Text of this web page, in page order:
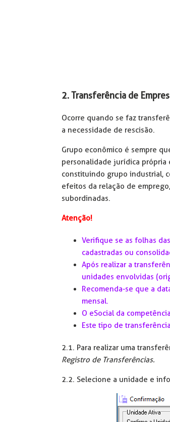
2. Transferência de
Ocorre quando se faz
a necessidade de rescisão.
Grupo econômico é sempre
personalidade jurídica própria
constituindo grupo industrial,
efeitos da relação de
subordinadas.
Atenção!
Verifique se as folhas
cadastradas ou
Após realizar a
unidades envolvidas
Recomenda-se que a
mensal.
O eSocial da
Este tipo de
2.1. Para realizar uma
Registro de Transferências.
2.2. Selecione a unidade e